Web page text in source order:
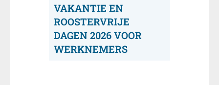
VAKANTIE EN
ROOSTERVRIJE
DAGEN 2026 VOOR
WERKNEMERS